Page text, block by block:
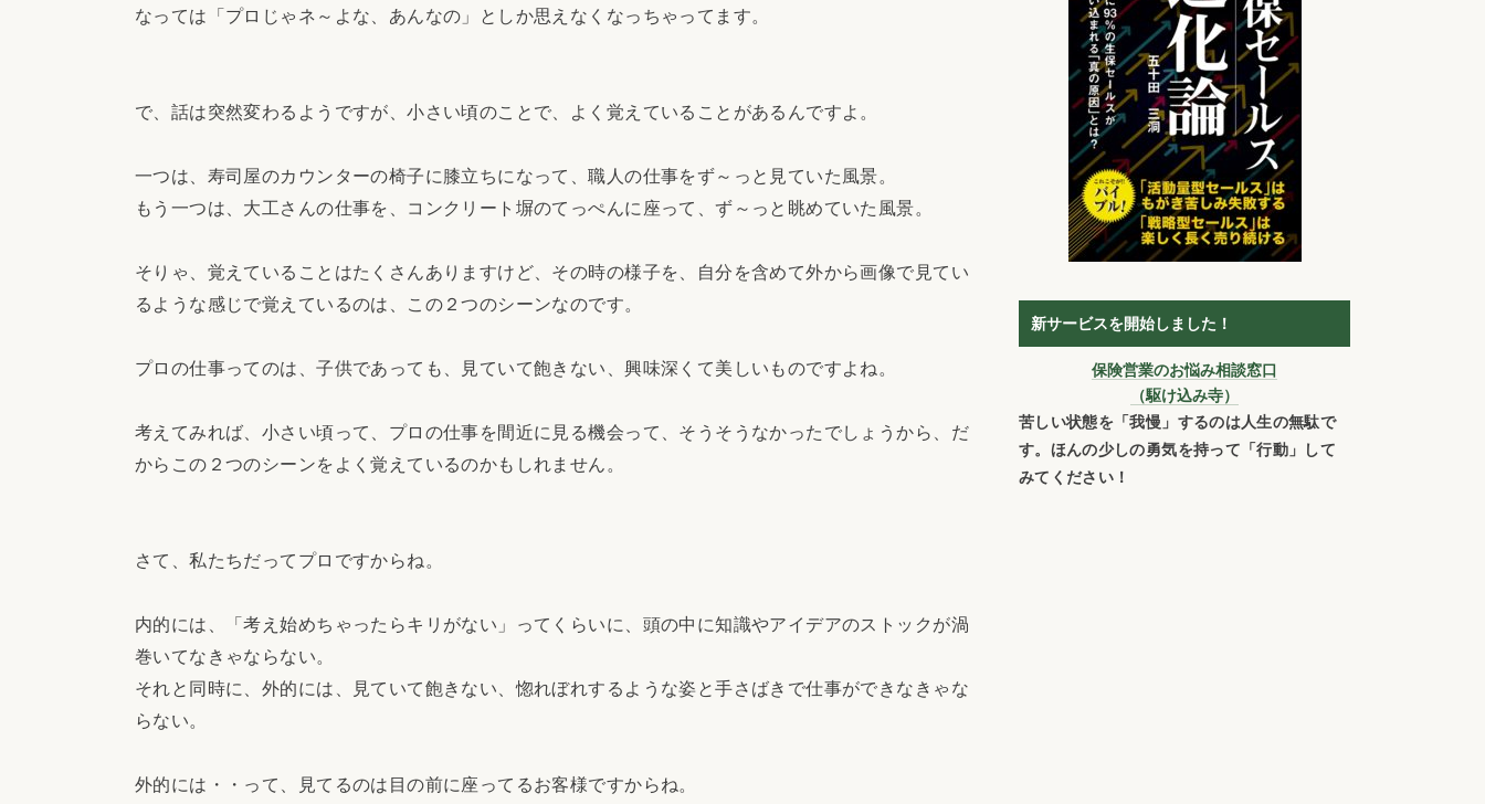
なっては「プロじゃネ～よな、あんなの」としか思えなくなっちゃってます。
で、話は突然変わるようですが、小さい頃のことで、よく覚えていることがあるんですよ。
一つは、寿司屋のカウンターの椅子に膝立ちになって、職人の仕事をず～っと見ていた風景。
もう一つは、大工さんの仕事を、コンクリート塀のてっぺんに座って、ず～っと眺めていた風景。
そりゃ、覚えていることはたくさんありますけど、その時の様子を、自分を含めて外から画像で見てい
るような感じで覚えているのは、この２つのシーンなのです。
プロの仕事ってのは、子供であっても、見ていて飽きない、興味深くて美しいものですよね。
考えてみれば、小さい頃って、プロの仕事を間近に見る機会って、そうそうなかったでしょうから、だ
からこの２つのシーンをよく覚えているのかもしれません。
さて、私たちだってプロですからね。
内的には、「考え始めちゃったらキリがない」ってくらいに、頭の中に知識やアイデアのストックが渦
巻いてなきゃならない。
それと同時に、外的には、見ていて飽きない、惚れぼれするような姿と手さばきで仕事ができなきゃな
らない。
外的には・・って、見てるのは目の前に座ってるお客様ですからね。
新サービスを開始しました！
保険営業のお悩み相談窓口
（駆け込み寺）
苦しい状態を「我慢」するのは人生の無駄で
す。ほんの少しの勇気を持って「行動」して
みてください！